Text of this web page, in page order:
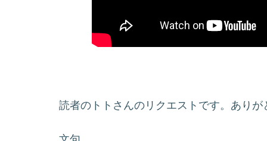
読者のトトさんのリクエストです。ありが